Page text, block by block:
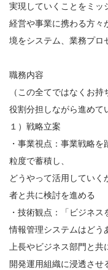
実現していくことをミッ
経営や事業に携わる方々
境をシステム、業務プロ
職務内容
（この全てではなくお
役割分担しながら進めて
１）戦略立案
・事業視点：事業戦略
粒度で蓄積し、
どうやって活用してい
者と共に検討を進める
・技術観点：「ビジネ
情報管理システムはどう
上長やビジネス部門と共
開発運用組織に浸透させ